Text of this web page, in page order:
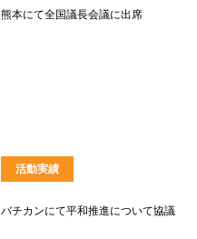
熊本にて全国議長会議に出席
活動実績
バチカンにて平和推進について協議